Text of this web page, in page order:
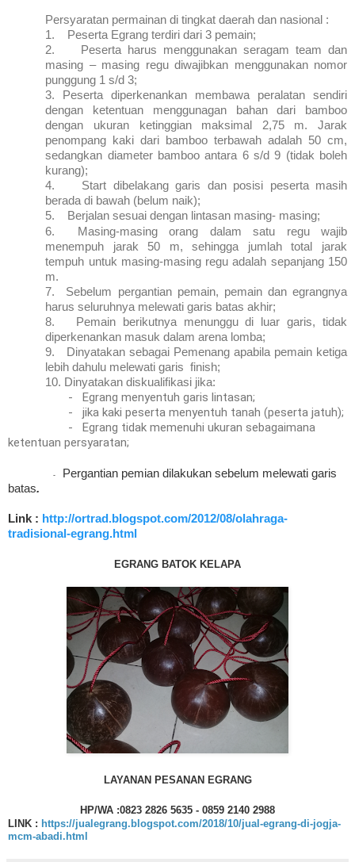
Persyaratan permainan di tingkat daerah dan nasional :
1.
Peserta Egrang terdiri dari 3 pemain;
2.
Peserta harus menggunakan seragam team dan
masing – masing regu diwajibkan menggunakan nomor
punggung 1 s/d 3;
3.
Peserta diperkenankan membawa peralatan sendiri
dengan ketentuan menggunagan bahan dari bamboo
dengan ukuran ketinggian maksimal 2,75 m. Jarak
penompang kaki dari bamboo terbawah adalah 50 cm,
sedangkan diameter bamboo antara 6 s/d 9 (tidak boleh
kurang);
4.
Start dibelakang garis dan posisi peserta masih
berada di bawah (belum naik);
5.
Berjalan sesuai dengan lintasan masing- masing;
6.
Masing-masing orang dalam satu regu wajib
menempuh jarak 50 m, sehingga jumlah total jarak
tempuh untuk masing-masing regu adalah sepanjang 150
m.
7.
Sebelum pergantian pemain, pemain dan egrangnya
harus seluruhnya melewati garis batas akhir;
8.
Pemain berikutnya menunggu di luar garis, tidak
diperkenankan masuk dalam arena lomba;
9.
Dinyatakan sebagai Pemenang apabila pemain ketiga
lebih dahulu melewati garis finish;
10. Dinyatakan diskualifikasi jika:
-
Egrang menyentuh garis lintasan;
-
jika kaki peserta menyentuh tanah (peserta jatuh);
-
Egrang tidak memenuhi ukuran sebagaimana
ketentuan persyaratan;
-
Pergantian pemian dilakukan sebelum melewati garis
batas.
Link : http://ortrad.blogspot.com/2012/08/olahraga-
tradisional-egrang.html
EGRANG BATOK KELAPA
LAYANAN PESANAN EGRANG
HP/WA :0823 2826 5635 - 0859 2140 2988
LINK : https://jualegrang.blogspot.com/2018/10/jual-egrang-di-jogja-
mcm-abadi.html